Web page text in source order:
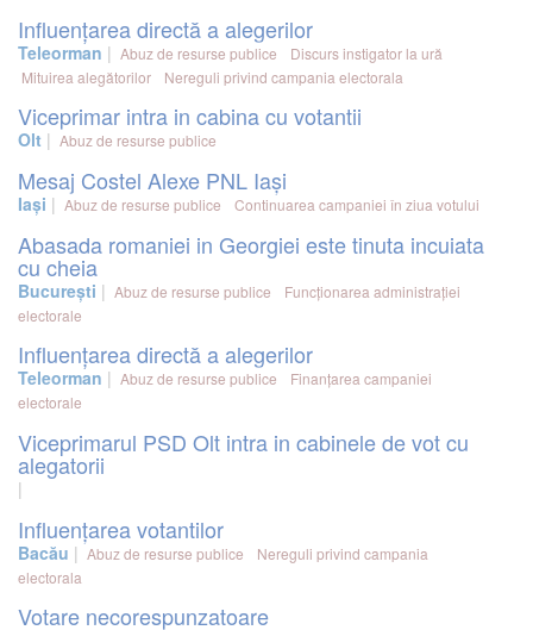
Influențarea directă a alegerilor
Teleorman Abuz de resurse publice
Discurs instigator la ură
Mituirea alegătorilor
Nereguli privind campania electorala
Viceprimar intra in cabina cu votantii
Olt Abuz de resurse publice
Mesaj Costel Alexe PNL Iași
Iași Abuz de resurse publice Continuarea campaniei în ziua votului
Abasada romaniei in Georgiei este tinuta incuiata
cu cheia
București Abuz de resurse publice
Funcționarea administrației
electorale
Influențarea directă a alegerilor
Teleorman Abuz de resurse publice
Finanțarea campaniei
electorale
Viceprimarul PSD Olt intra in cabinele de vot cu
alegatorii
Influențarea votantilor
Bacău Abuz de resurse publice
Nereguli privind campania
electorala
Votare necorespunzatoare